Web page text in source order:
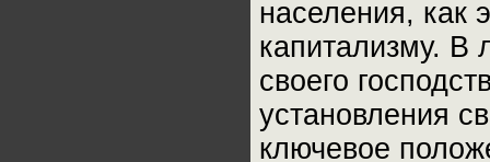
населения, как
капитализму.
своего
установления
ключевое